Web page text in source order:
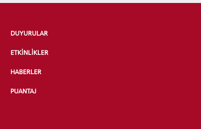
DUYURULAR
ETKİNLİKLER
HABERLER
PUANTAJ